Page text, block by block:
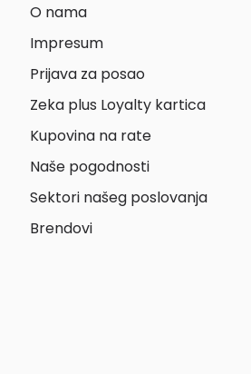
O nama
Impresum
Prijava za posao
Zeka plus Loyalty kartica
Kupovina na rate
Naše pogodnosti
Sektori našeg poslovanja
Brendovi